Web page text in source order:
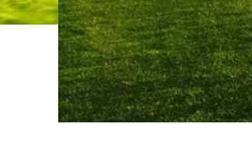
Crée par Anaprodev
Retourner au contenu